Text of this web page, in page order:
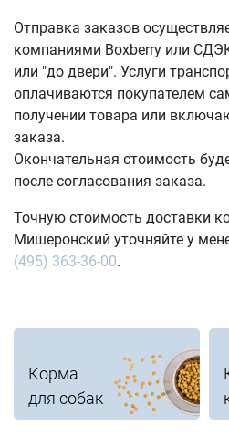
Отправка заказов
компаниями Boxberry или
или "до двери". Услуги
оплачиваются покупателем
получении товара или
заказа.
Окончательная стоимость
после согласования заказа.
Точную стоимость доставки
Мишеронский уточняйте у
(495) 363-36-00.
Корма
для собак